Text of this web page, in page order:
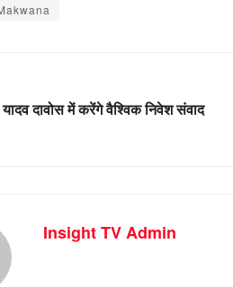
दावोस में करेंगे वैश्विक निवेश संवाद
Insight TV Admin